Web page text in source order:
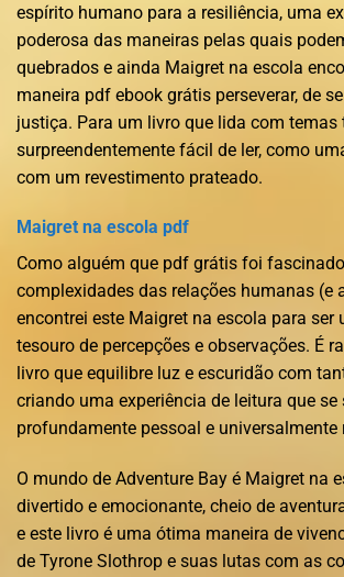
espírito humano para a resiliência, uma
poderosa das maneiras pelas quais
quebrados e ainda Maigret na escola
maneira pdf ebook grátis perseverar, de
justiça. Para um livro que lida com temas
surpreendentemente fácil de ler, como
com um revestimento prateado.
Maigret na escola pdf
Como alguém que pdf grátis foi
complexidades das relações humanas (e
encontrei este Maigret na escola para ser
tesouro de percepções e observações. É
livro que equilibre luz e escuridão com
criando uma experiência de leitura que se
profundamente pessoal e universalmente
O mundo de Adventure Bay é Maigret na
divertido e emocionante, cheio de
e este livro é uma ótima maneira de
de Tyrone Slothrop e suas lutas com as